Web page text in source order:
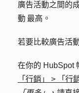
廣告活動之間的
動 最高。
若要比較廣告活
在你的 HubSpot
「行銷」
> 「行